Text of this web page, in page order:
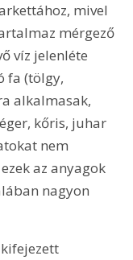
mivel
mérgező
víz jelenléte
fa (tölgy,
alkalmasak,
kőris, juhar
nem
az anyagok
nagyon